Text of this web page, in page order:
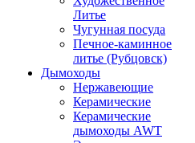
Литье
Чугунная посуда
Печное-каминное
литье (Рубцовск)
Дымоходы
Нержавеющие
Керамические
Керамические
дымоходы AWT